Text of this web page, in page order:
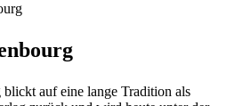
auf eine lange Tradition als